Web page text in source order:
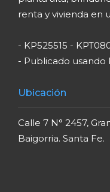
renta y vivienda en
- KP525515 -
- Publicado usando
Ubicación
Calle 7 N° 2457,
Baigorria. Santa Fe.